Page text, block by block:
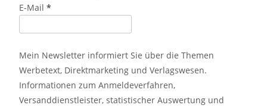
E-Mail *
Mein Newsletter informiert Sie über die Themen
Werbetext, Direktmarketing und Verlagswesen.
Informationen zum Anmeldeverfahren,
Versanddienstleister, statistischer Auswertung und